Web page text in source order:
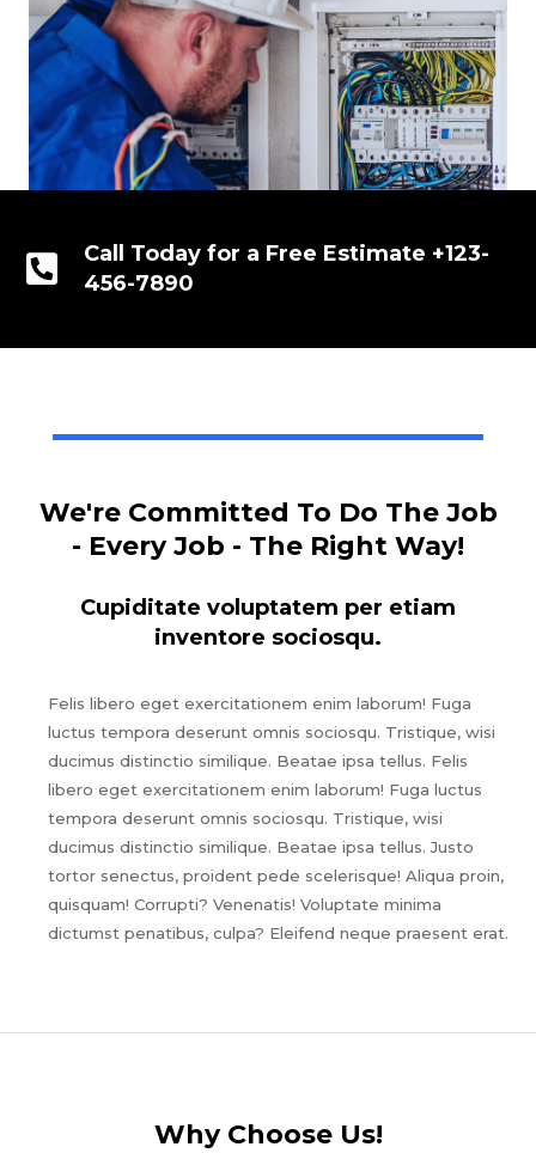
Call Today for a Free Estimate +123-
456-7890
We're Committed To Do The Job
- Every Job - The Right Way!
Cupiditate voluptatem per etiam
inventore sociosqu.
Felis libero eget exercitationem enim laborum! Fuga
luctus tempora deserunt omnis sociosqu. Tristique, wisi
ducimus distinctio similique. Beatae ipsa tellus. Felis
libero eget exercitationem enim laborum! Fuga luctus
tempora deserunt omnis sociosqu. Tristique, wisi
ducimus distinctio similique. Beatae ipsa tellus. Justo
tortor senectus, proident pede scelerisque! Aliqua proin,
quisquam! Corrupti? Venenatis! Voluptate minima
dictumst penatibus, culpa? Eleifend neque praesent erat.
Why Choose Us!​